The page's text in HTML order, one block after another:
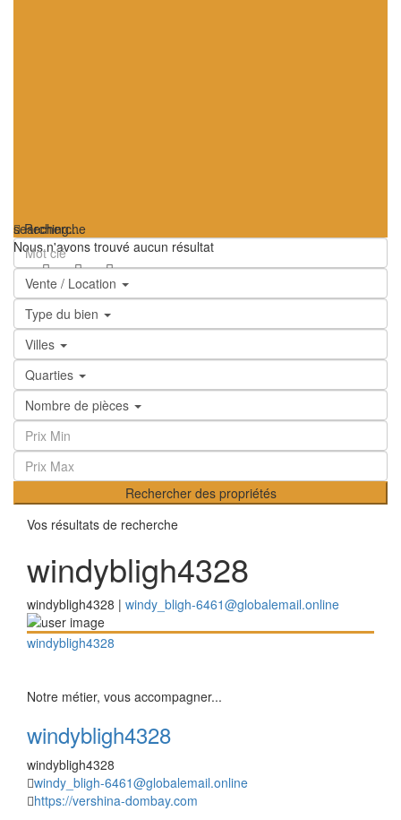
searching...
Nous n'avons trouvé aucun résultat
Recherche
Vente / Location
Type du bien
Villes
Quarties
Nombre de pièces
Rechercher des propriétés
Vos résultats de recherche
windybligh4328
windybligh4328 | windy_bligh-6461@globalemail.online
windybligh4328
Notre métier, vous accompagner...
windybligh4328
windybligh4328
windy_bligh-6461@globalemail.online
https://vershina-dombay.com